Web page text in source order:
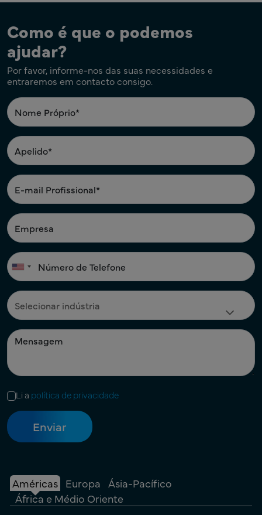
Como é que o podemos
ajudar?
Por favor, informe-nos das suas necessidades e
entraremos em contacto consigo.
Li a política de privacidade
Américas Europa Ásia-Pacífico
África e Médio Oriente